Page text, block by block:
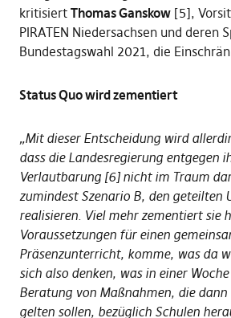
kritisiert Thomas Ganskow[5],
PIRATEN Niedersachsen und deren
Bundestagswahl 2021, die
Status Quo wird zementiert
„Mit dieser Entscheidung wird
dass die Landesregierung entgegen
Verlautbarung [6] nicht im Traum
zumindest Szenario B, den geteilten
realisieren. Viel mehr zementiert sie
Voraussetzungen für einen
Präsenzunterricht, komme, was da
sich also denken, was in einer
Beratung von Maßnahmen, die dann
gelten sollen, bezüglich Schulen